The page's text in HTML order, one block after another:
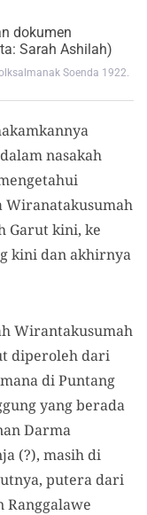
Soenda 1922.
nasakah
Garut kini, ke
kini dan akhirnya
Wirantakusumah
diperoleh dari
di Puntang
yang berada
Darma
(?), masih di
putera dari
Ranggalawe